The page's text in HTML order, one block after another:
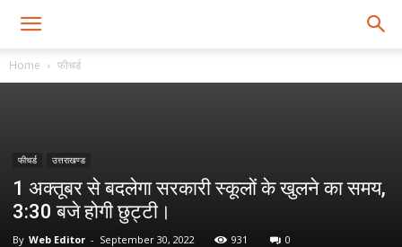
Home फीचर्ड
फीचर्ड उत्तराखण्ड
1 अक्तूबर से बदलेगा सरकारी स्कूलों के खुलने का समय,
3:30 बजे होगी छुट्टी।
By Web Editor - September 30, 2022 931 0